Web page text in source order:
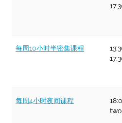
每周10小时半密集课程
每周4小时夜间课程